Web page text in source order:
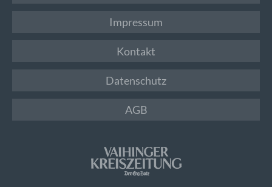
Impressum
Kontakt
Datenschutz
AGB